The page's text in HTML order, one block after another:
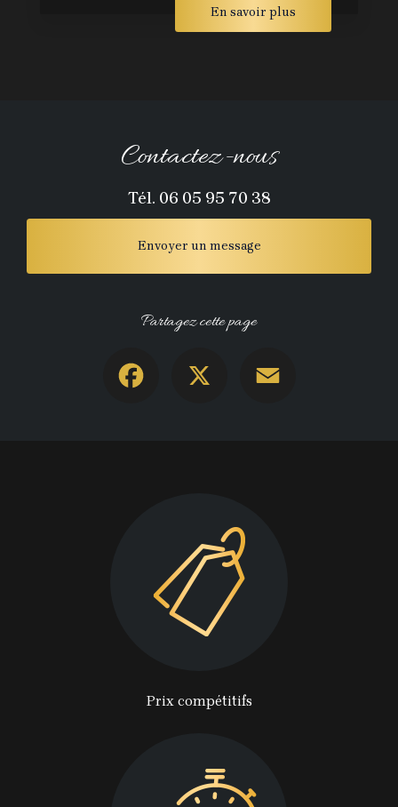
En savoir plus
Contactez-nous
Tél. 06 05 95 70 38
Envoyer un message
Partagez cette page
Prix compétitifs